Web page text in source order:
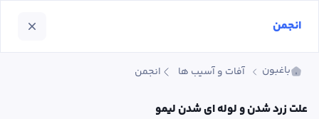
باغبون آفات و آسیب ها انجمن
علت زرد شدن و لوله ای شدن لیمو
انجمن